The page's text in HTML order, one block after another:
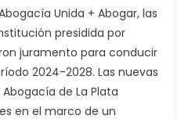
Unida + Abogar, las
presidida por
juramento para conducir
2024-2028. Las nuevas
de La Plata
en el marco de un